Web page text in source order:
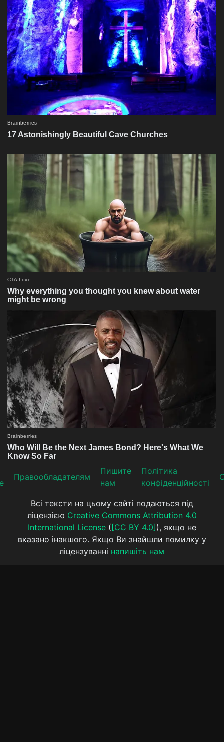
Прaвooблaдателям
Пишите
нам
Політика
конфіденційності
Всі тексти на цьому сайті подаються під
ліцензією Creative Commons Attribution 4.0
International License( [CC BY 4.0] ), якщо не
вказано інакшого. Якщо Ви знайшли помилку у
ліцензуванні напишіть нам